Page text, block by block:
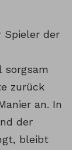
Spieler der
sorgsam
zurück
an. In
der
bleibt